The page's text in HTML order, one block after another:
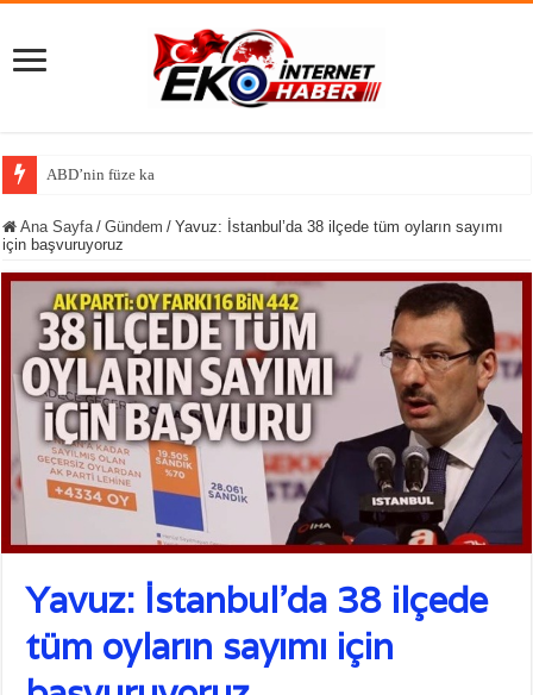
ABD’nin füze kalkanında kritik kayıp iddi
Ana Sayfa / Gündem / Yavuz: İstanbul’da 38 ilçede tüm oyların sayımı
için başvuruyoruz
Yavuz: İstanbul’da 38 ilçede
tüm oyların sayımı için